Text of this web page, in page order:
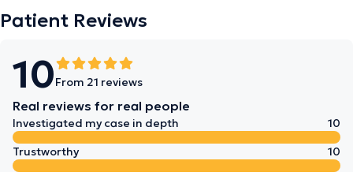
Patient Reviews
10From 21 reviews
Real reviews for real people
Investigated my case in depth
10
Trustworthy
10